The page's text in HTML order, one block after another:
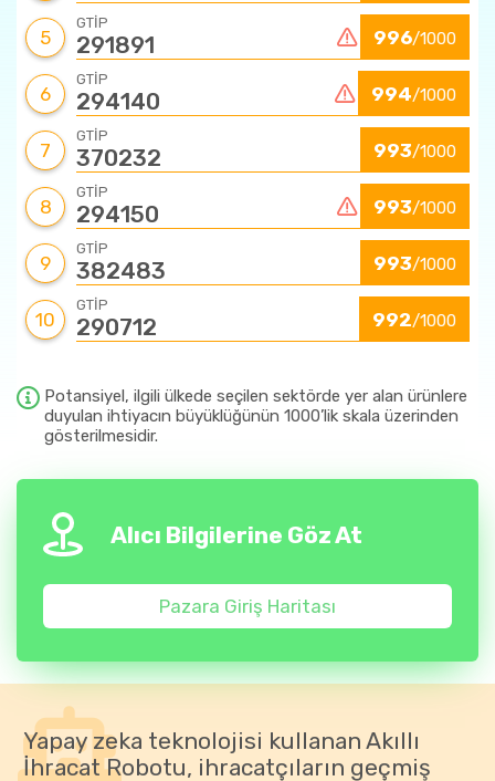
5
GTİP
291891 996/1000
6
GTİP
294140 994/1000
7
GTİP
370232 993/1000
8
GTİP
294150 993/1000
9
GTİP
382483 993/1000
10
GTİP
290712 992/1000
Potansiyel, ilgili ülkede seçilen sektörde yer alan ürünlere
duyulan ihtiyacın büyüklüğünün 1000’lik skala üzerinden
gösterilmesidir.
Alıcı Bilgilerine Göz At
Pazara Giriş Haritası
Yapay zeka teknolojisi kullanan Akıllı
İhracat Robotu, ihracatçıların geçmiş